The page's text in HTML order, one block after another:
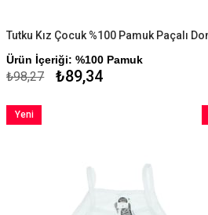
Tutku Kız Çocuk %100 Pamuk Paçalı
Ürün İçeriği: %100 Pamuk
₺89,34
₺98,27
Yeni